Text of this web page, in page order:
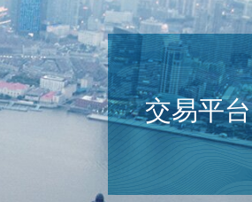
环境、社会及企业管治 国泰海通证券
交易平台